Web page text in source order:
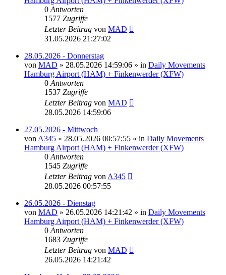
0 Antworten
1577 Zugriffe
Letzter Beitrag von MAD
31.05.2026 21:27:02
28.05.2026 - Donnerstag
von MAD » 28.05.2026 14:59:06 » in Daily Movements
Hamburg Airport (HAM) + Finkenwerder (XFW)
0 Antworten
1537 Zugriffe
Letzter Beitrag von MAD
28.05.2026 14:59:06
27.05.2026 - Mittwoch
von A345 » 28.05.2026 00:57:55 » in Daily Movements
Hamburg Airport (HAM) + Finkenwerder (XFW)
0 Antworten
1545 Zugriffe
Letzter Beitrag von A345
28.05.2026 00:57:55
26.05.2026 - Dienstag
von MAD » 26.05.2026 14:21:42 » in Daily Movements
Hamburg Airport (HAM) + Finkenwerder (XFW)
0 Antworten
1683 Zugriffe
Letzter Beitrag von MAD
26.05.2026 14:21:42